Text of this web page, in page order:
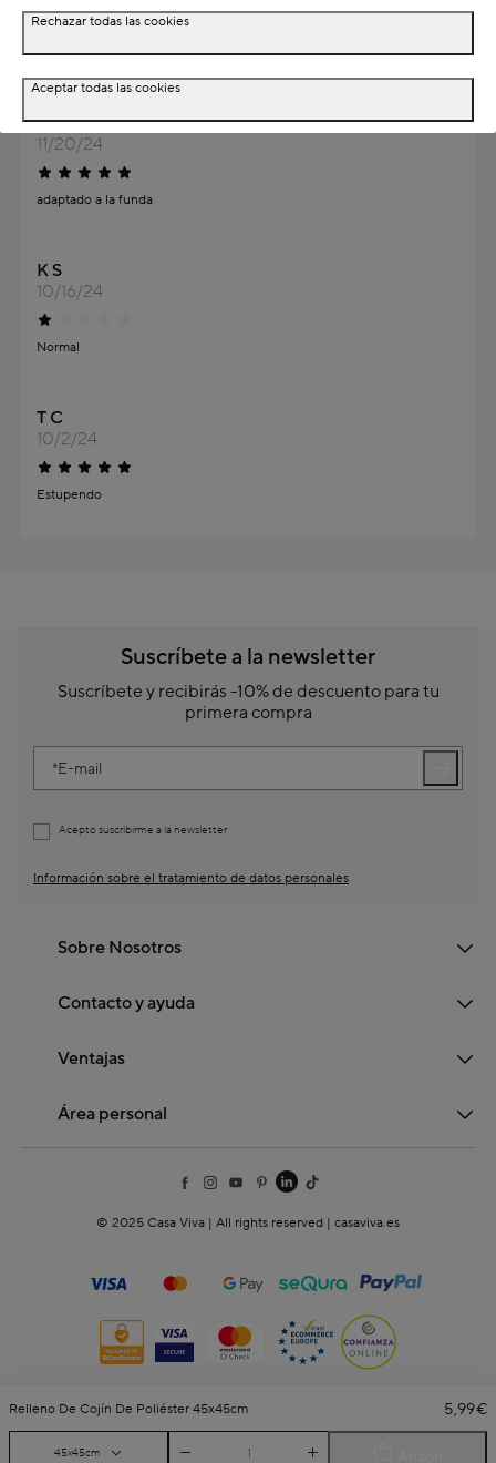
Opiniones de Relleno de cojín de poliéster
45x45cm
A C
11/20/24
adaptado a la funda
K S
10/16/24
Normal
T C
10/2/24
Estupendo
Relleno De Cojín De Poliéster 45x45cm 5,99€
45x45cm
Suscríbete a la newsletter
Suscríbete y recibirás -10% de descuento para tu
primera compra
E-mail
Acepto suscribirme a la newsletter
Información sobre el tratamiento de datos personales
Sobre Nosotros
Contacto y ayuda
Ventajas
Área personal
© 2025 Casa Viva | All rights reserved | casaviva.es
Rechazar todas las cookies
Aceptar todas las cookies